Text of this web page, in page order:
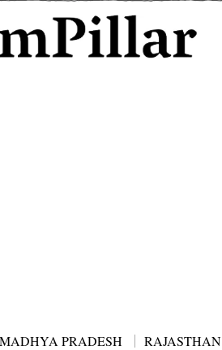
MADHYA PRADESH RAJASTHAN